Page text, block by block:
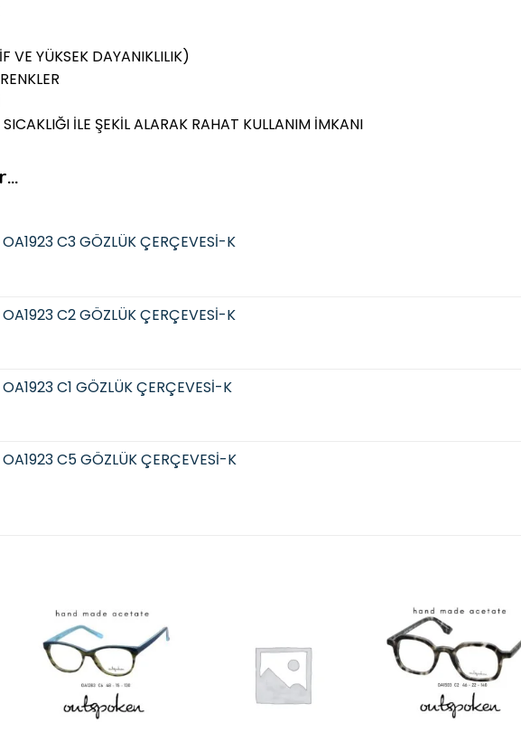
VE YÜKSEK DAYANIKLILIK)
İLE ŞEKİL ALARAK RAHAT KULLANIM İMKANI
C3 GÖZLÜK ÇERÇEVESİ-K
C2 GÖZLÜK ÇERÇEVESİ-K
C1 GÖZLÜK ÇERÇEVESİ-K
C5 GÖZLÜK ÇERÇEVESİ-K
wishlist
Add